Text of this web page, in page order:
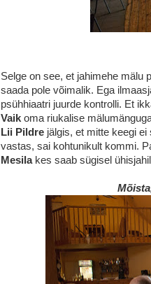
Selge on see, et jahimehe mälu
saada pole võimalik. Ega
psühhiaatri juurde kontrolli. Et
Vaik oma riukalise
Lii Pildre jälgis, et mitte keegi
vastas, sai kohtunikult kommi.
Mesilakes saab sügisel